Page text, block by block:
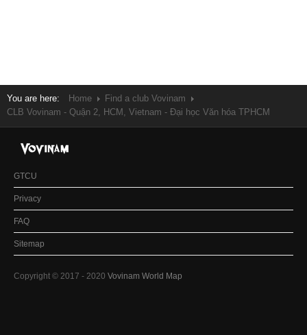
You are here: Home
Find a club Vovinam
CLB Vovinam - Quận 2, HCM, Vietnam - Đại học Văn hóa TPHCM
GTCU
Privacy
FAQ
Sitemap
Copyright © 2017 - 2020 Vovinam World Map